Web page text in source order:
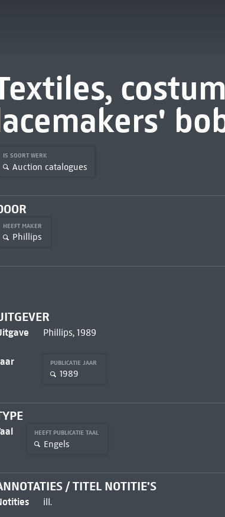
IS SOORT WERK
Auction catalogues
HEEFT MAKER
Phillips
Phillips, 1989
PUBLICATIE JAAR
1989
HEEFT PUBLICATIE TAAL
Engels
/ TITEL NOTITIE'S
ill.